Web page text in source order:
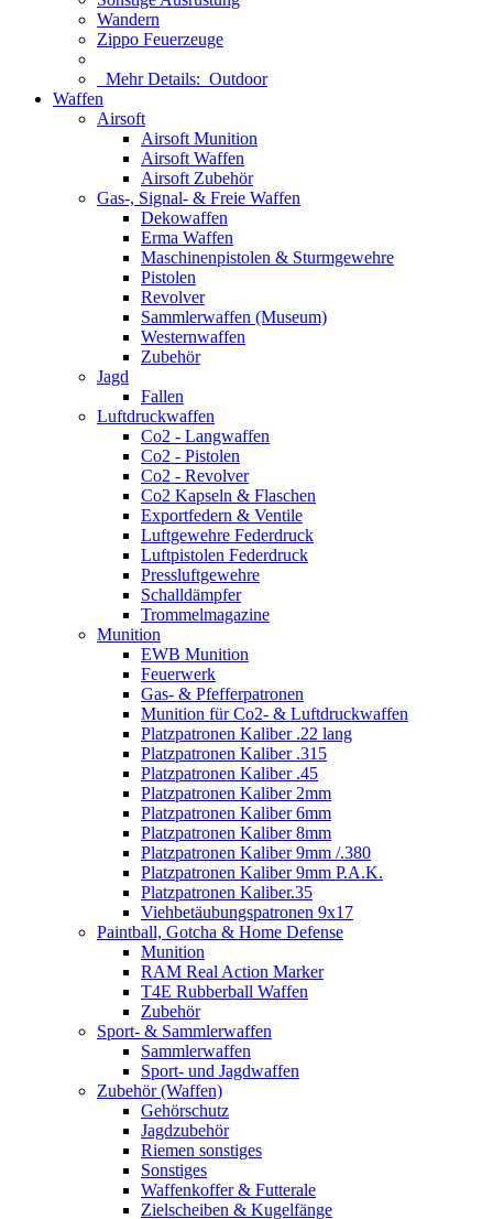
Wandern
Zippo Feuerzeuge
Mehr Details: Outdoor
Waffen
Airsoft
Airsoft Munition
Airsoft Waffen
Airsoft Zubehör
Gas-, Signal- & Freie Waffen
Dekowaffen
Erma Waffen
Maschinenpistolen & Sturmgewehre
Pistolen
Revolver
Sammlerwaffen (Museum)
Westernwaffen
Zubehör
Jagd
Fallen
Luftdruckwaffen
Co2 - Langwaffen
Co2 - Pistolen
Co2 - Revolver
Co2 Kapseln & Flaschen
Exportfedern & Ventile
Luftgewehre Federdruck
Luftpistolen Federdruck
Pressluftgewehre
Schalldämpfer
Trommelmagazine
Munition
EWB Munition
Feuerwerk
Gas- & Pfefferpatronen
Munition für Co2- & Luftdruckwaffen
Platzpatronen Kaliber .22 lang
Platzpatronen Kaliber .315
Platzpatronen Kaliber .45
Platzpatronen Kaliber 2mm
Platzpatronen Kaliber 6mm
Platzpatronen Kaliber 8mm
Platzpatronen Kaliber 9mm /.380
Platzpatronen Kaliber 9mm P.A.K.
Platzpatronen Kaliber.35
Viehbetäubungspatronen 9x17
Paintball, Gotcha & Home Defense
Munition
RAM Real Action Marker
T4E Rubberball Waffen
Zubehör
Sport- & Sammlerwaffen
Sammlerwaffen
Sport- und Jagdwaffen
Zubehör (Waffen)
Gehörschutz
Jagdzubehör
Riemen sonstiges
Sonstiges
Waffenkoffer & Futterale
Zielscheiben & Kugelfänge